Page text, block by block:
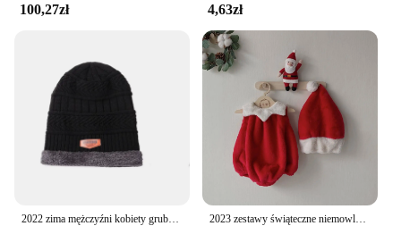
100,27zł 4,63zł
2023 zestawy świąteczne niemowlęce pluszowe ciepłe dziecięce pajacyki z czapką jesienną ubranka niemowlęce na zimę niemowlę pnącze śliczny dziecięcy kombinezon